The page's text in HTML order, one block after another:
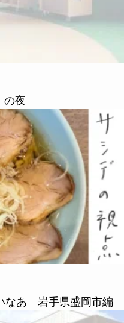
の夜
なあ 岩手県盛岡市編